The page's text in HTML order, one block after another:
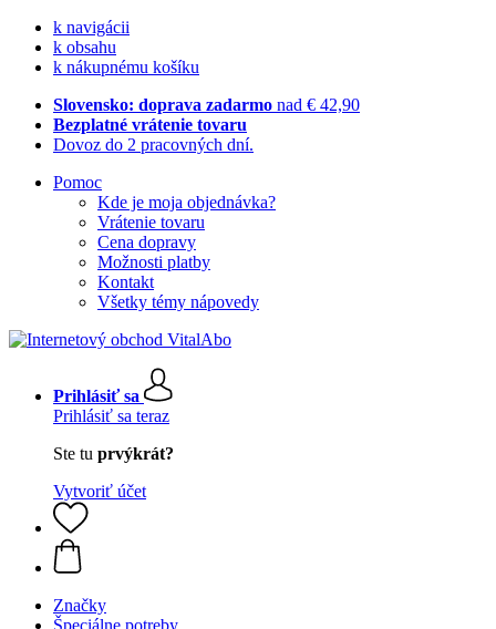
k navigácii
k obsahu
k nákupnému košíku
Slovensko: doprava zadarmo nad € 42,90
Bezplatné vrátenie tovaru
Dovoz do 2 pracovných dní.
Pomoc
Kde je moja objednávka?
Vrátenie tovaru
Cena dopravy
Možnosti platby
Kontakt
Všetky témy nápovedy
Prihlásiť sa
Prihlásiť sa teraz
Ste tu prvýkrát?
Vytvoriť účet
Značky
Špeciálne potreby